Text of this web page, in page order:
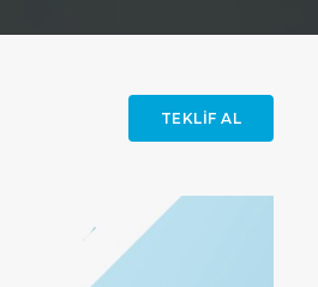
TEKLIF AL